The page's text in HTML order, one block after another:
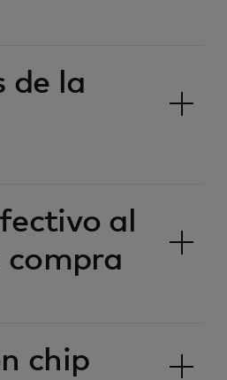
de la
al
compra
chip